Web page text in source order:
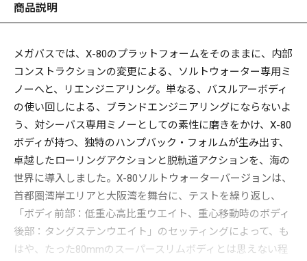
商品説明
メガバスでは、X-80のプラットフォームをそのままに、内部
コンストラクションの変更による、ソルトウォーター専用ミ
ノーへと、リエンジニアリング。単なる、バスルアーボディ
の使い回しによる、ブランドエンジニアリングにならないよ
う、対シーバス専用ミノーとしての素性に磨きをかけ、X-80
ボディが持つ、独特のハンプバック・フォルムが生み出す、
卓越したローリングアクションと脱軌道アクションを、海の
世界に導入しました。X-80ソルトウォーターバージョンは、
首都圏湾岸エリアと大阪湾を舞台に、テストを繰り返し、
「ボディ前部：低重心高比重ウエイト、重心移動時のボディ
後部：タングステンウエイト」のセッティングによって、も
はや、たった80mmのスーパースリムボディとは思えない程